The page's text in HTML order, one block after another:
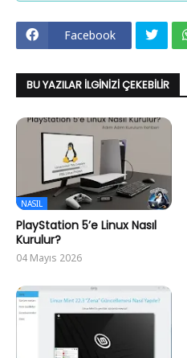
Facebook
BU YAZILAR İLGINIZI ÇEKEBILIR
NASIL
PlayStation 5’e Linux Nasıl
Kurulur?
04 Mayıs 2026